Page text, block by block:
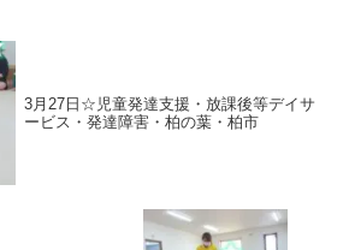
3月27日☆児童発達支援・放課後等デイサ
ービス・発達障害・柏の葉・柏市